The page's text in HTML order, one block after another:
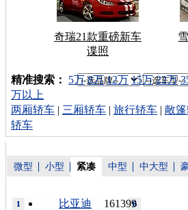
奇瑞21款重磅新车
谍照
车型搜索：
精准搜索： 5万 8万 12万 15万 22万
万以上
两厢轿车 | 三厢轿车 | 旅行轿车 | 敞
轿车
微型 小型 紧凑 中型 中大型
161399
比亚迪